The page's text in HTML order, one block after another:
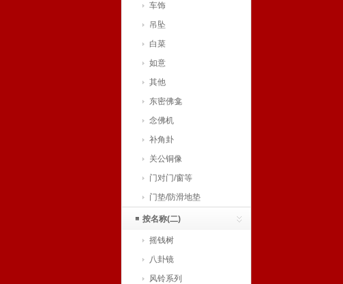
车饰
吊坠
白菜
如意
其他
东密佛龛
念佛机
补角卦
关公铜像
门对门/窗等
门垫/防滑地垫
按名称(二)
摇钱树
八卦镜
风铃系列